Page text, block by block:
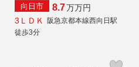
向日市 8.7万万円
3ＬＤＫ
阪急京都本線西向日駅
徒歩3分